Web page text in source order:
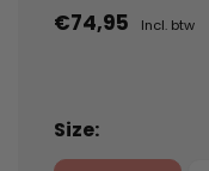
€74,95 Incl. btw
Size: